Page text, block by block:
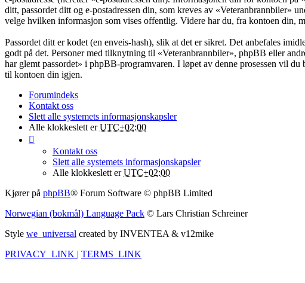
ditt, passordet ditt og e-postadressen din, som kreves av «Veteranbrannbiler»
velge hvilken informasjon som vises offentlig. Videre har du, fra kontoen din,
Passordet ditt er kodet (en enveis-hash), slik at det er sikret. Det anbefales
godt på det. Personer med tilknytning til «Veteranbrannbiler», phpBB eller
har glemt passordet» i phpBB-programvaren. I løpet av denne prosessen vil
til kontoen din igjen.
Forumindeks
Kontakt oss
Slett alle systemets informasjonskapsler
Alle klokkeslett erUTC+02:00
Kontakt oss
Slett alle systemets informasjonskapsler
Alle klokkeslett erUTC+02:00
Kjører på phpBB® Forum Software © phpBB Limited
Norwegian (bokmål) Language Pack © Lars Christian Schreiner
Style we_universal created by INVENTEA & v12mike
PRIVACY_LINK | TERMS_LINK